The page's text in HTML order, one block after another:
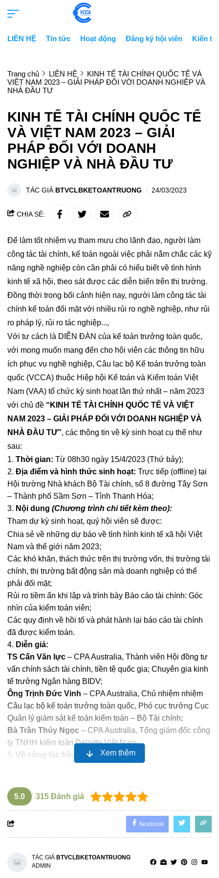
LIÊN HỆ Tin tức Hoạt động Đăng ký hội viên Kiến
Trang chủ LIÊN HỆ
KINH TẾ TÀI CHÍNH QUỐC TẾ VÀ
VIỆT NAM 2023 – GIẢI PHÁP ĐỐI VỚI DOANH NGHIỆP VÀ
NHÀ ĐẦU TƯ
KINH TẾ TÀI CHÍNH QUỐC TẾ
VÀ VIỆT NAM 2023 – GIẢI
PHÁP ĐỐI VỚI DOANH
NGHIỆP VÀ NHÀ ĐẦU TƯ
TÁC GIẢ BTVCLBKETOANTRUONG 24/03/2023
CHIA SẺ:
Để làm tốt nhiệm vụ tham mưu cho lãnh đạo, người làm
công tác tài chính, kế toán ngoài việc phải nắm chắc các kỹ
năng nghề nghiệp còn cần phải có hiểu biết về tình hình
kinh tế xã hội, theo sát được các diễn biến trên thị trường.
Đồng thời trong bối cảnh hiện nay, người làm công tác tài
chính kế toán đối mặt với nhiều rủi ro nghề nghiệp, như rủi
ro pháp lý, rủi ro tác nghiệp...,
Với tư cách là DIỄN ĐÀN của kế toán trưởng toàn quốc,
với mong muốn mang đến cho hội viên các thông tin hữu
ích phục vụ nghề nghiệp, Câu lạc bộ Kế toán trưởng toàn
quốc (VCCA) thuộc Hiệp hội Kế toán và Kiểm toán Việt
Nam (VAA) tổ chức kỳ sinh hoạt lần thứ nhất – năm 2023
với chủ đề “KINH TẾ TÀI CHÍNH QUỐC TẾ VÀ VIỆT
NAM 2023 – GIẢI PHÁP ĐỐI VỚI DOANH NGHIỆP VÀ
NHÀ ĐẦU TƯ”, các thông tin về kỳ sinh hoạt cụ thể như
sau:
Thời gian: Từ 08h30 ngày 15/4/2023 (Thứ bảy);
Địa điểm và hình thức sinh hoạt: Trực tiếp (offline) tại
Hội trường Nhà khách Bộ Tài chính, số 8 đường Tây Sơn
– Thành phố Sầm Sơn – Tỉnh Thanh Hóa;
Nội dung (Chương trình chi tiết kèm theo):
Tham dự kỳ sinh hoạt, quý hội viên sẽ được:
Chia sẻ về những dự báo về tình hình kinh tế xã hội Việt
Nam và thế giới năm 2023;
Các khó khăn, thách thức trên thị trường vốn, thị trường tài
chính, thị trường bất động sản mà doanh nghiệp có thể
phải đối mặt;
Rủi ro tiềm ẩn khi lập và trình bày Báo cáo tài chính: Góc
nhìn của kiểm toán viên;
Các quy định về hồi tố và phát hành lại báo cáo tài chính
đã được kiểm toán.
Diễn giả:
TS Cấn Văn lực – CPA Australia, Thành viên Hội đồng tư
vấn chính sách tài chính, tiền tệ quốc gia; Chuyên gia kinh
tế trưởng Ngân hàng BIDV;
Ông Trịnh Đức Vinh – CPA Australia, Chủ nhiệm nhiệm
Câu lạc bộ kế toán trưởng toàn quốc, Phó cục trưởng Cục
Quản lý giám sát kế toán kiểm toán – Bộ Tài chính;
Bà Trần Thúy Ngọc – CPA Australia, Tổng giám đốc công
ty TNHH kiểm toán Deloitte Việt Nam.
Về công tác hậu cần:
khác là 1.200.000đ/người(gồm áo đồng phục của CLB,
GALA DINNER tối 14/4, tiệc trưa ngày 15/4, tài liệu và một
số chi phí khác).
- Người tham dự chuyển khoản cho Câu lạc bộ trước, sau
này và đính kèm UNC/hóa đơn chuyển khoản trong form
Xem thêm
5.0 315 Đánh giá
facebook
TÁC GIẢ BTVCLBKETOANTRUONG
ADMIN